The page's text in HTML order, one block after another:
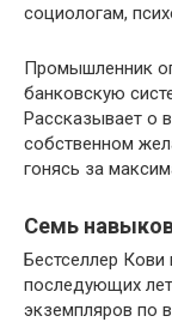
социологам,
Промышленник
банковскую
Рассказывает о
собственном
гонясь за
Семь
Бестселлер
последующих
экземпляров по